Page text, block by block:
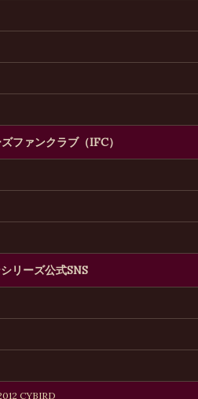
ファンクラブ（IFC）
リーズ公式SNS
CYBIRD